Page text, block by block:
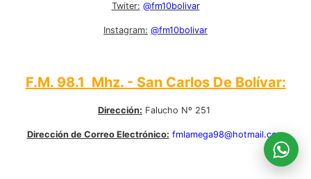
Twiter: @fm10bolivar
Instagram: @fm10bolivar
F.M. 98.1 Mhz. - San Carlos De Bolívar:
Dirección: Falucho Nº 251
Dirección de Correo Electrónico: fmlamega98@hotmail.com